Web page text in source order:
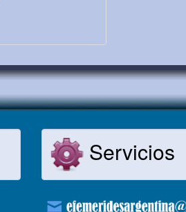
Servicios